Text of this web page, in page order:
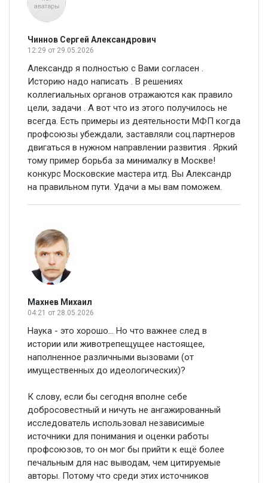
Чиннов Сергей Александрович
12:29 от 29.05.2026
Александр я полностью с Вами согласен .
Историю надо написать . В решениях
коллегиальных органов отражаются как правило
цели, задачи . А вот что из этого получилось не
всегда. Есть примеры из деятельности МФП когда
профсоюзы убеждали, заставляли соц.партнеров
двигаться в нужном направлении развития . Яркий
тому пример борьба за минималку в Москве!
конкурс Московские мастера итд. Вы Александр
на правильном пути. Удачи а мы вам поможем.
Махнев Михаил
04:21 от 28.05.2026
Наука - это хорошо... Но что важнее след в
истории или животрепещущее настоящее,
наполненное различными вызовами (от
имущественных до идеологических)?
К слову, если бы сегодня вполне себе
добросовестный и ничуть не ангажированный
исследователь использовал независимые
источники для понимания и оценки работы
профсоюзов, то он мог бы прийти к ещё более
печальным для нас выводам, чем цитируемые
авторы. Потому что среди этих источников